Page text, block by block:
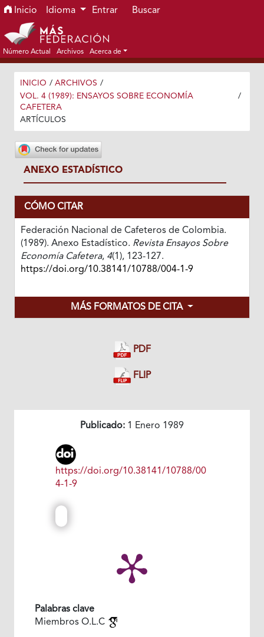
Ir al menú de navegación principal
Ir al contenido principal
Ir al pie de página del sitio
Inicio Idioma Entrar Buscar
Número Actual Archivos Acerca de
INICIO / ARCHIVOS /
VOL. 4 (1989): ENSAYOS SOBRE ECONOMÍA
CAFETERA
/
ARTÍCULOS
ANEXO ESTADÍSTICO
CÓMO CITAR
Federación Nacional de Cafeteros de Colombia.
(1989). Anexo Estadístico. Revista Ensayos Sobre
Economía Cafetera, 4(1), 123-127.
https://doi.org/10.38141/10788/004-1-9
MÁS FORMATOS DE CITA
PDF
FLIP
Publicado: 1 Enero 1989
https://doi.org/10.38141/10788/00
4-1-9
Palabras clave
Miembros O.L.C